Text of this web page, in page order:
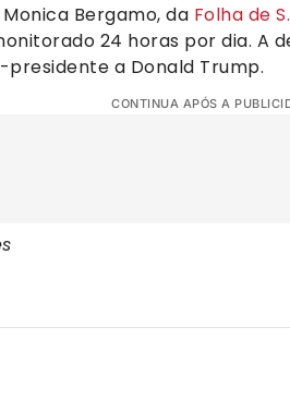
Bergamo, da Folha de
24 horas por dia. A
presidente a Donald Trump.
CONTINUA APÓS A